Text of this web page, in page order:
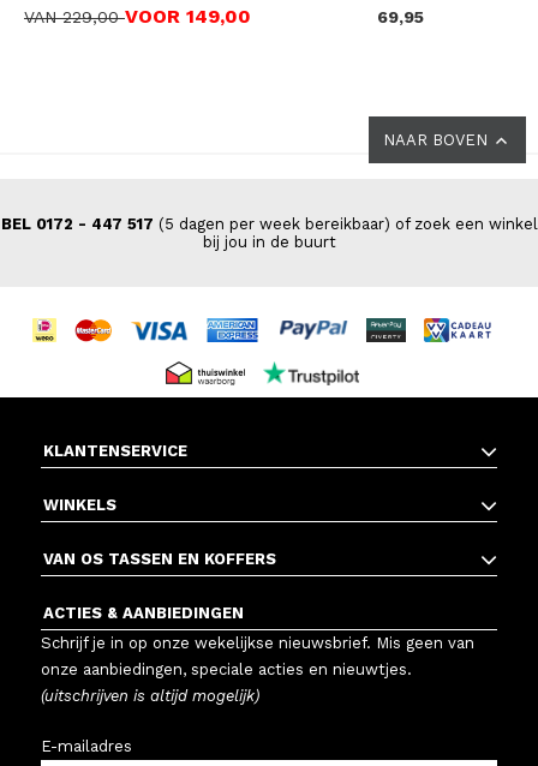
VAN 229,00VOOR 149,00 69,95
NAAR BOVEN
BEL 0172 - 447 517 (5 dagen per week bereikbaar) of zoek een winkel
bij jou in de buurt
KLANTENSERVICE
WINKELS
VAN OS TASSEN EN KOFFERS
ACTIES & AANBIEDINGEN
Schrijf je in op onze wekelijkse nieuwsbrief. Mis geen van
onze aanbiedingen, speciale acties en nieuwtjes.
(uitschrijven is altijd mogelijk)
E-mailadres